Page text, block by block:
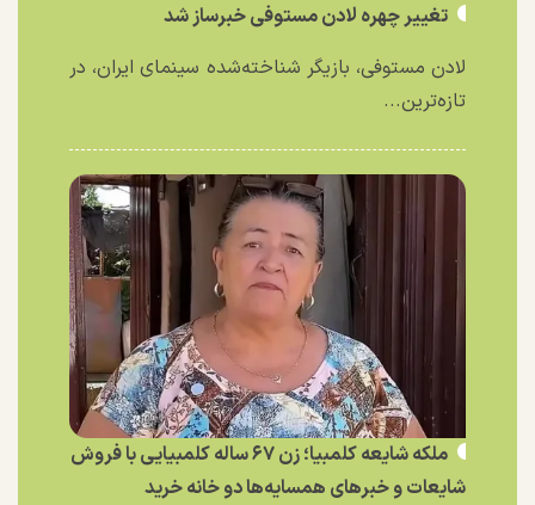
تغییر چهره لادن مستوفی خبرساز شد
لادن مستوفی، بازیگر شناخته‌شده سینمای ایران، در
تازه‌ترین...
ملکه شایعه کلمبیا؛ زن ۶۷ ساله کلمبیایی با فروش
شایعات و خبر‌های همسایه‌ها دو خانه خرید